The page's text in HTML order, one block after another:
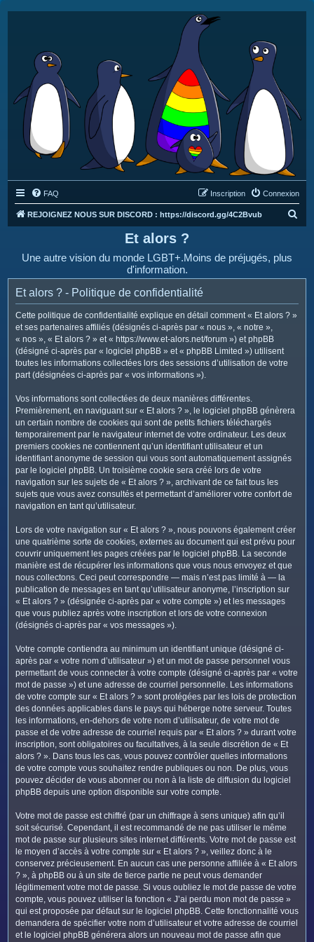
FAQ Connexion
Inscription
REJOIGNEZ NOUS SUR DISCORD : https://discord.gg/4C2Bvub
e
Et alors ?
Une autre vision du monde LGBT+.Moins de préjugés, plus
d'information.
Et alors ? - Politique de confidentialité
Cette politique de confidentialité explique en détail comment « Et alors ? »
et ses partenaires affiliés (désignés ci-après par « nous », « notre »,
« nos », « Et alors ? » et « https://www.et-alors.net/forum ») et phpBB
(désigné ci-après par « logiciel phpBB » et « phpBB Limited ») utilisent
toutes les informations collectées lors des sessions d’utilisation de votre
part (désignées ci-après par « vos informations »).
Vos informations sont collectées de deux manières différentes.
Premièrement, en naviguant sur « Et alors ? », le logiciel phpBB génèrera
un certain nombre de cookies qui sont de petits fichiers téléchargés
temporairement par le navigateur internet de votre ordinateur. Les deux
premiers cookies ne contiennent qu’un identifiant utilisateur et un
identifiant anonyme de session qui vous sont automatiquement assignés
par le logiciel phpBB. Un troisième cookie sera créé lors de votre
navigation sur les sujets de « Et alors ? », archivant de ce fait tous les
sujets que vous avez consultés et permettant d’améliorer votre confort de
navigation en tant qu’utilisateur.
Lors de votre navigation sur « Et alors ? », nous pouvons également créer
une quatrième sorte de cookies, externes au document qui est prévu pour
couvrir uniquement les pages créées par le logiciel phpBB. La seconde
manière est de récupérer les informations que vous nous envoyez et que
nous collectons. Ceci peut correspondre — mais n’est pas limité à — la
publication de messages en tant qu’utilisateur anonyme, l’inscription sur
« Et alors ? » (désignée ci-après par « votre compte ») et les messages
que vous publiez après votre inscription et lors de votre connexion
(désignés ci-après par « vos messages »).
Votre compte contiendra au minimum un identifiant unique (désigné ci-
après par « votre nom d’utilisateur ») et un mot de passe personnel vous
permettant de vous connecter à votre compte (désigné ci-après par « votre
mot de passe ») et une adresse de courriel personnelle. Les informations
de votre compte sur « Et alors ? » sont protégées par les lois de protection
des données applicables dans le pays qui héberge notre serveur. Toutes
les informations, en-dehors de votre nom d’utilisateur, de votre mot de
passe et de votre adresse de courriel requis par « Et alors ? » durant votre
inscription, sont obligatoires ou facultatives, à la seule discrétion de « Et
alors ? ». Dans tous les cas, vous pouvez contrôler quelles informations
de votre compte vous souhaitez rendre publiques ou non. De plus, vous
pouvez décider de vous abonner ou non à la liste de diffusion du logiciel
phpBB depuis une option disponible sur votre compte.
Votre mot de passe est chiffré (par un chiffrage à sens unique) afin qu’il
soit sécurisé. Cependant, il est recommandé de ne pas utiliser le même
mot de passe sur plusieurs sites internet différents. Votre mot de passe est
le moyen d’accès à votre compte sur « Et alors ? », veillez donc à le
conservez précieusement. En aucun cas une personne affiliée à « Et alors
? », à phpBB ou à un site de tierce partie ne peut vous demander
légitimement votre mot de passe. Si vous oubliez le mot de passe de votre
compte, vous pouvez utiliser la fonction « J’ai perdu mon mot de passe »
qui est proposée par défaut sur le logiciel phpBB. Cette fonctionnalité vous
demandera de spécifier votre nom d’utilisateur et votre adresse de courriel
et le logiciel phpBB générera alors un nouveau mot de passe afin que